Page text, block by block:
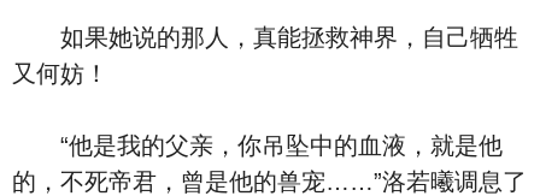
如果她说的那人，真能拯救神界，自己牺牲
又何妨！
“他是我的父亲，你吊坠中的血液，就是他
的，不死帝君，曾是他的兽宠……”洛若曦调息了